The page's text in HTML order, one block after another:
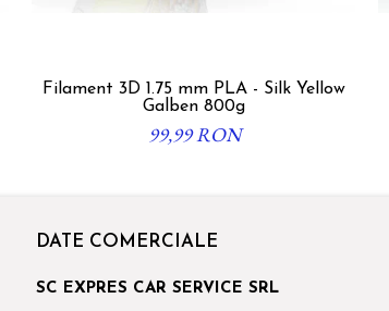
Filament 3D 1.75 mm PLA - Silk Yellow
Galben 800g
99,99 RON
DATE COMERCIALE
SC EXPRES CAR SERVICE SRL